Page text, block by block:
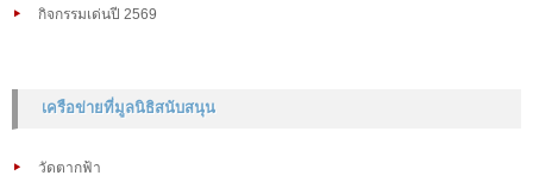
กิจกรรมเด่นปี 2569
เครือข่ายที่มูลนิธิสนับสนุน
วัดตากฟ้า